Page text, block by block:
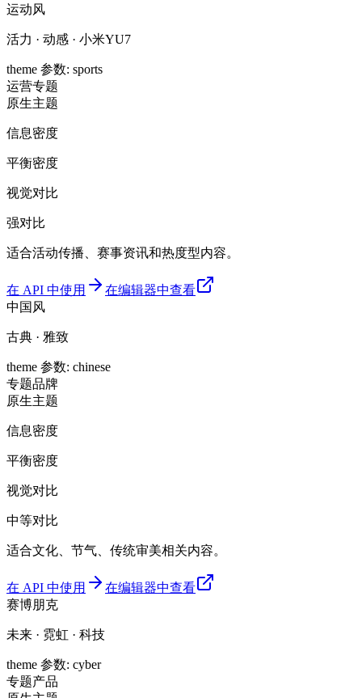
运动风
活力 · 动感 · 小米YU7
theme 参数: sports
运营专题
原生主题
信息密度
平衡密度
视觉对比
强对比
适合活动传播、赛事资讯和热度型内容。
在 API 中使用
在编辑器中查看
中国风
古典 · 雅致
theme 参数: chinese
专题品牌
原生主题
信息密度
平衡密度
视觉对比
中等对比
适合文化、节气、传统审美相关内容。
在 API 中使用
在编辑器中查看
赛博朋克
未来 · 霓虹 · 科技
theme 参数: cyber
专题产品